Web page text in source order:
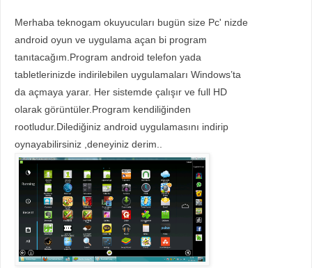
Merhaba teknogam okuyucuları bugün size Pc' nizde
android oyun ve uygulama açan bi program
tanıtacağım.Program android telefon yada
tabletlerinizde indirilebilen uygulamaları Windows’ta
da açmaya yarar. Her sistemde çalışır ve full HD
olarak görüntüler.Program kendiliğinden
rootludur.Dilediğiniz android uygulamasını indirip
oynayabilirsiniz ,deneyiniz derim..